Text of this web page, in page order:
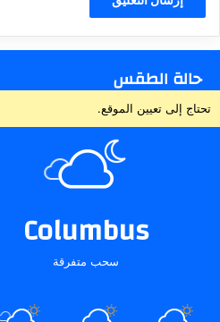
حالة الطقس
تحتاج إلى تعيين الموقع.
Columbus
سحب متفرقة